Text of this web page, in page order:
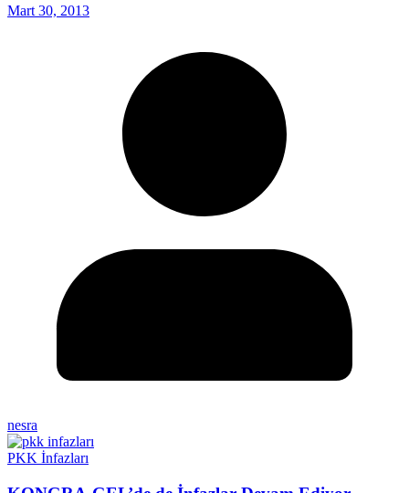
Mart 30, 2013
nesra
PKK İnfazları